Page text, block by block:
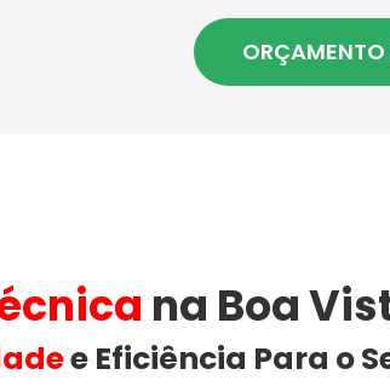
ORÇAMENTO
na Boa
e Eficiência Para o